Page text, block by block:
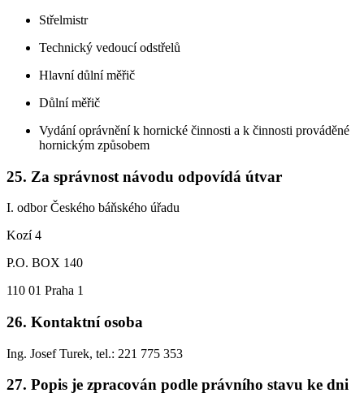
Střelmistr
Technický vedoucí odstřelů
Hlavní důlní měřič
Důlní měřič
Vydání oprávnění k hornické činnosti a k činnosti prováděné
hornickým způsobem
25. Za správnost návodu odpovídá útvar
I. odbor Českého báňského úřadu
Kozí 4
P.O. BOX 140
110 01 Praha 1
26. Kontaktní osoba
Ing. Josef Turek, tel.: 221 775 353
27. Popis je zpracován podle právního stavu ke dni